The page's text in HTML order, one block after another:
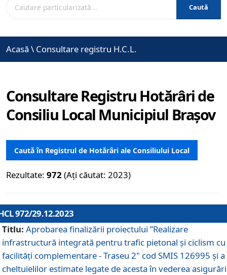
Caută
Acasă \ Consultare registru H.C.L.
Consultare Registru Hotărâri de
Consiliu Local Municipiul Brașov
Caută în Registrul de Hotărâri ale Consiliului Local
Rezultate: 972 (Ați căutat: 2023)
972/29.12.2023
Titlu: Aprobarea finalizării proiectului ”Realizare
infrastructură integrată pentru trafic pietonal și ciclism cu
facilități complementare - Traseu 2" cod SMIS 126995 și a
cheltuielilor estimate legate de acesta în vederea